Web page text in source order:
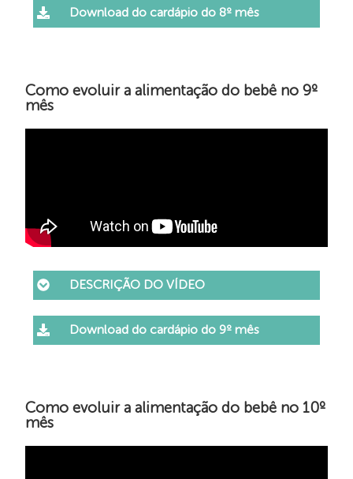
Download do cardápio do 8º mês
Como evoluir a alimentação do bebê no 9º
mês
DESCRIÇÃO DO VÍDEO
Download do cardápio do 9º mês
Como evoluir a alimentação do bebê no 10º
mês